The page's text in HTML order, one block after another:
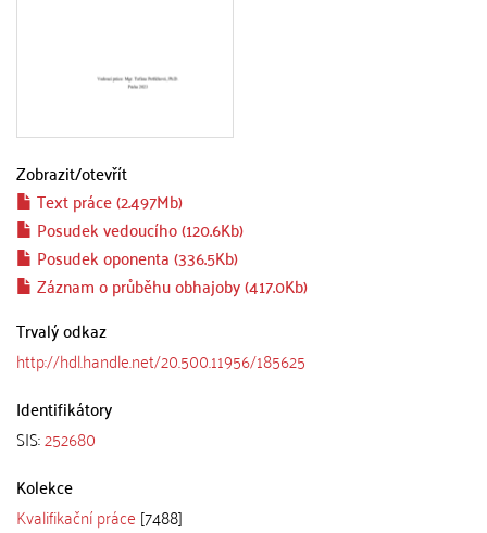
Zobrazit/otevřít
Text práce (2.497Mb)
Posudek vedoucího (120.6Kb)
Posudek oponenta (336.5Kb)
Záznam o průběhu obhajoby (417.0Kb)
Trvalý odkaz
http://hdl.handle.net/20.500.11956/185625
Identifikátory
SIS:252680
Kolekce
Kvalifikační práce [7488]